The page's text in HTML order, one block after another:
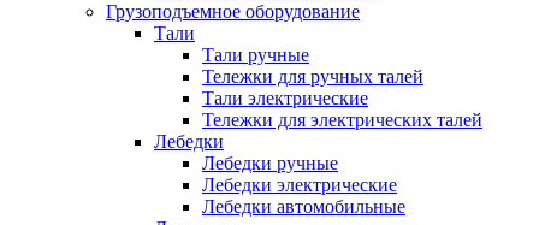
Грузоподъемное оборудование
Тали
Тали ручные
Тележки для ручных талей
Тали электрические
Тележки для электрических талей
Лебедки
Лебедки ручные
Лебедки электрические
Лебедки автомобильные